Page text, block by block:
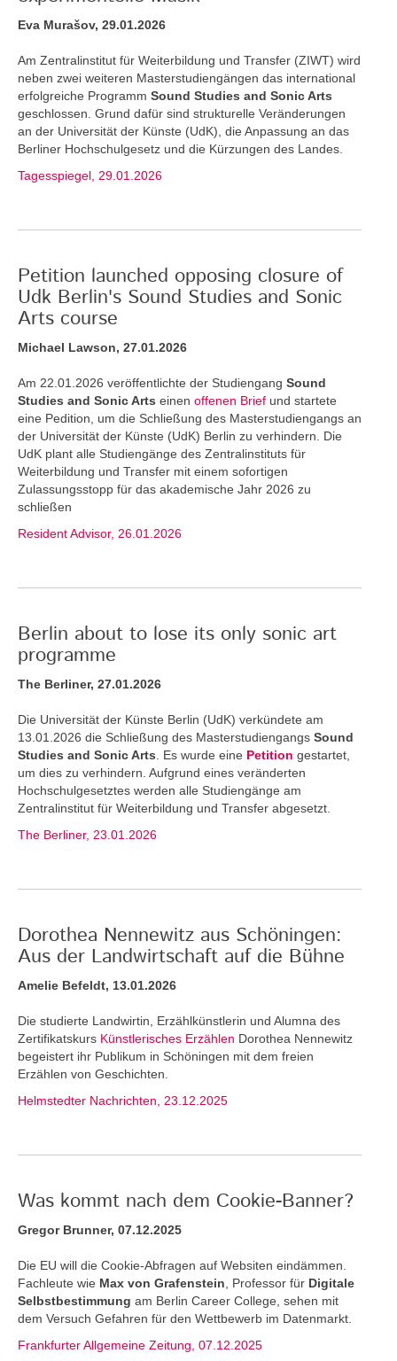
Eva Murašov, 29.01.2026
Am Zentralinstitut für Weiterbildung und Transfer (ZIWT) wird
neben zwei weiteren Masterstudiengängen das international
erfolgreiche Programm Sound Studies and Sonic Arts
geschlossen. Grund dafür sind strukturelle Veränderungen
an der Universität der Künste (UdK), die Anpassung an das
Berliner Hochschulgesetz und die Kürzungen des Landes.
Tagesspiegel, 29.01.2026
Petition launched opposing closure of
Udk Berlin's Sound Studies and Sonic
Arts course
Michael Lawson, 27.01.2026
Am 22.01.2026 veröffentlichte der Studiengang Sound
Studies and Sonic Arts einen offenen Brief und startete
eine Pedition, um die Schließung des Masterstudiengangs an
der Universität der Künste (UdK) Berlin zu verhindern. Die
UdK plant alle Studiengänge des Zentralinstituts für
Weiterbildung und Transfer mit einem sofortigen
Zulassungsstopp für das akademische Jahr 2026 zu
schließen
Resident Advisor, 26.01.2026
Berlin about to lose its only sonic art
programme
The Berliner, 27.01.2026
Die Universität der Künste Berlin (UdK) verkündete am
13.01.2026 die Schließung des Masterstudiengangs Sound
Studies and Sonic Arts . Es wurde eine Petition gestartet,
um dies zu verhindern. Aufgrund eines veränderten
Hochschulgesetztes werden alle Studiengänge am
Zentralinstitut für Weiterbildung und Transfer abgesetzt.
The Berliner, 23.01.2026
Dorothea Nennewitz aus Schöningen:
Aus der Landwirtschaft auf die Bühne
Amelie Befeldt, 13.01.2026
Die studierte Landwirtin, Erzählkünstlerin und Alumna des
Zertifikatskurs Künstlerisches Erzählen Dorothea Nennewitz
begeistert ihr Publikum in Schöningen mit dem freien
Erzählen von Geschichten.
Helmstedter Nachrichten, 23.12.2025
Was kommt nach dem Cookie-Banner?
Gregor Brunner, 07.12.2025
Die EU will die Cookie-Abfragen auf Websiten eindämmen.
Fachleute wie Max von Grafenstein , Professor für Digitale
Selbstbestimmung am Berlin Career College, sehen mit
dem Versuch Gefahren für den Wettbewerb im Datenmarkt.
Frankfurter Allgemeine Zeitung, 07.12.2025